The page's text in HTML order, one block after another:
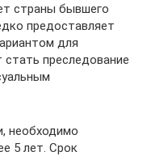
страны бывшего
предоставляет
для
преследование
необходимо
5 лет. Срок